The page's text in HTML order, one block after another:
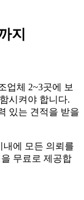
지
업체 2~3곳에 보
시켜야 합니다.
있는 견적을 받을
내에 모든 의뢰를
무료로 제공합